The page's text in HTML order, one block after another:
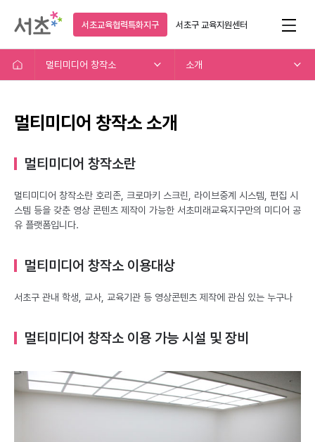
서초교육협력특화지구 서초구교육지원센터
멀티미디어 창작소 소개
멀티미디어 창작소 소개
멀티미디어 창작소란
멀티미디어 창작소란 호리존, 크로마키 스크린, 라이브중계 시스템, 편집 시
스템 등을 갖춘 영상 콘텐츠 제작이 가능한 서초미래교육지구만의 미디어 공
유 플랫폼입니다.
멀티미디어 창작소 이용대상
서초구 관내 학생, 교사, 교육기관 등 영상콘텐츠 제작에 관심 있는 누구나
멀티미디어 창작소 이용 가능 시설 및 장비